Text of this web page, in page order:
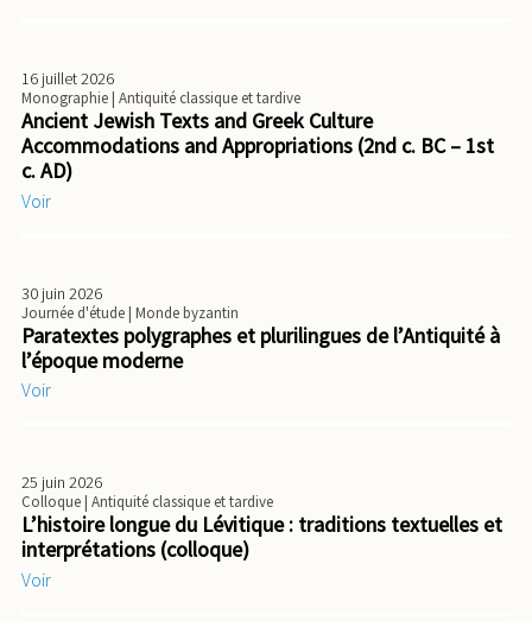
16 juillet 2026
Monographie| Antiquité classique et tardive
Ancient Jewish Texts and Greek Culture
Accommodations and Appropriations (2nd c. BC – 1st
c. AD)
Voir
30 juin 2026
Journée d'étude| Monde byzantin
Paratextes polygraphes et plurilingues de l’Antiquité à
l’époque moderne
Voir
25 juin 2026
Colloque| Antiquité classique et tardive
L’histoire longue du Lévitique : traditions textuelles et
interprétations (colloque)
Voir